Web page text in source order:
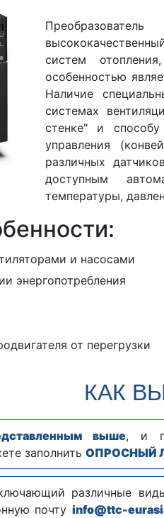
систем
особенностью
Наличие
системах
стенке" и
управления
различных
доступным
температуры,
и насосами
энергопотребления
от перегрузки
КАК
выше, и
заполнить ОПРОСНЫЙ
различные
почту info@ttc-